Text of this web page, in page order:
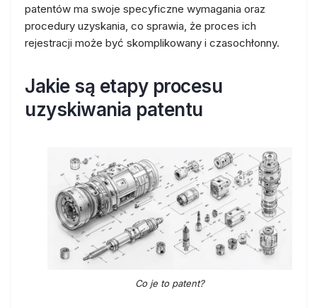
patentów ma swoje specyficzne wymagania oraz
procedury uzyskania, co sprawia, że proces ich
rejestracji może być skomplikowany i czasochłonny.
Jakie są etapy procesu
uzyskiwania patentu
Co je to patent?